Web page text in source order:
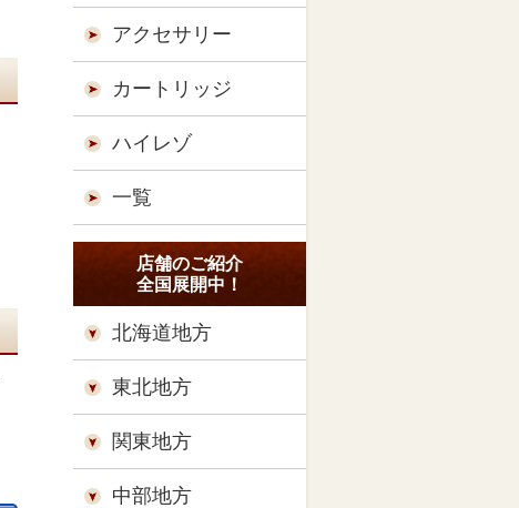
アクセサリー
カートリッジ
ハイレゾ
一覧
店舗のご紹介
全国展開中！
北海道地方
東北地方
関東地方
中部地方